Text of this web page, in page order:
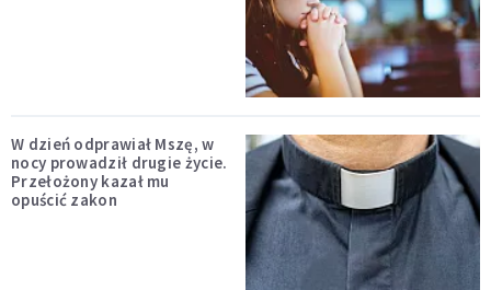
W dzień odprawiał Mszę, w
nocy prowadził drugie życie.
Przełożony kazał mu
opuścić zakon